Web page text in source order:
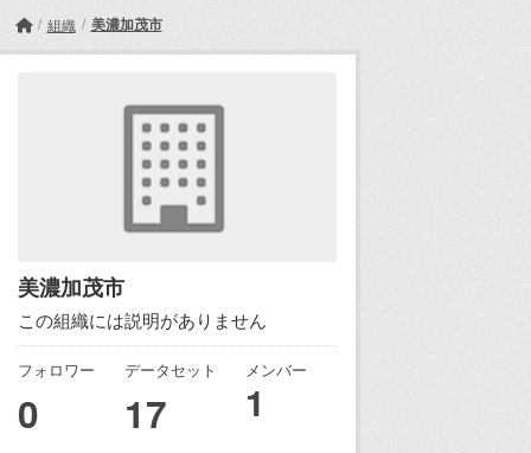
組織 美濃加茂市
美濃加茂市
この組織には説明がありません
フォロワー
0
データセット
17
メンバー
1